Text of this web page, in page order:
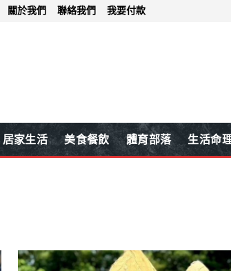
關於我們 聯絡我們 我要付款
居家生活 美食餐飲 體育部落 生活命